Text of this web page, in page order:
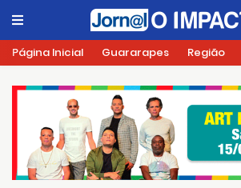
Página Inicial Guararapes Região